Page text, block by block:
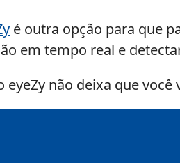
é outra opção para que
em tempo real e
eyeZy não deixa que